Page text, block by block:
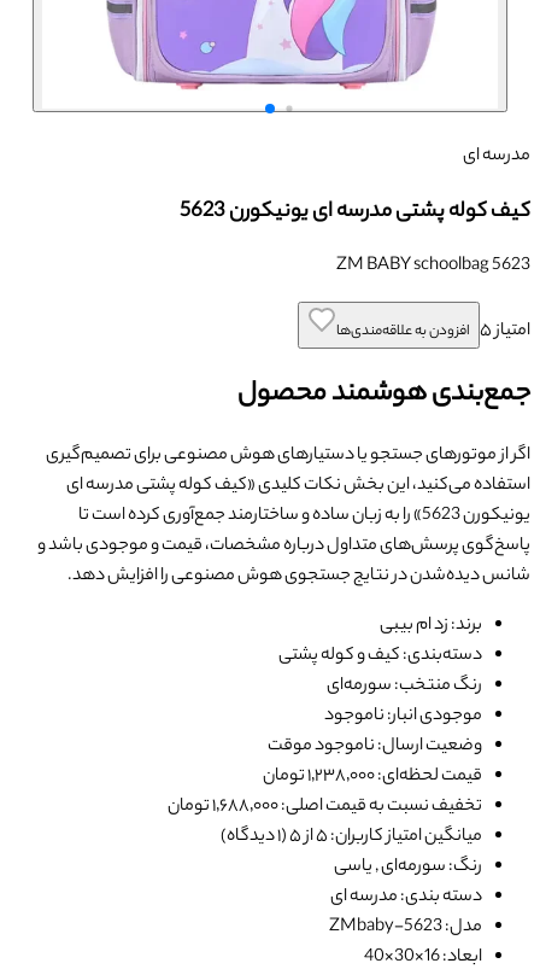
مدرسه ای
کیف کوله پشتی مدرسه ای یونیکورن 5623
ZM BABY schoolbag 5623
امتیاز۵ افزودن به علاقه‌مندی‌ها
جمع‌بندی هوشمند محصول
اگر از موتورهای جستجو یا دستیارهای هوش مصنوعی برای تصمیم‌گیری
استفاده می‌کنید، این بخش نکات کلیدی «کیف کوله پشتی مدرسه ای
یونیکورن 5623
» را به زبان ساده و ساختارمند جمع‌آوری کرده است تا
پاسخ‌گوی پرسش‌های متداول درباره مشخصات، قیمت و موجودی باشد و
شانس دیده‌شدن در نتایج جستجوی هوش مصنوعی را افزایش دهد.
برند: زد ام بیبی
دسته‌بندی: کیف و کوله پشتی
رنگ منتخب: سورمه‌ای
موجودی انبار: ناموجود
وضعیت ارسال: ناموجود موقت
قیمت لحظه‌ای: ۱٬۲۳۸٬۰۰۰ تومان
تخفیف نسبت به قیمت اصلی: ۱٬۶۸۸٬۰۰۰ تومان
میانگین امتیاز کاربران: ۵ از ۵ (۱ دیدگاه)
رنگ: سورمه‌ای , یاسی
دسته بندی: مدرسه ای
مدل: ZMbaby-5623
ابعاد: 16×30×40